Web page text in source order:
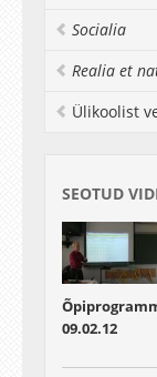
Socialia
Realia et
Ülikoolist
SEOTUD
09.02.12